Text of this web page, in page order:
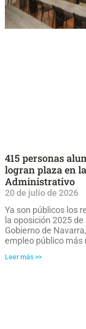
415 personas
logran plaza en
Administrativo
20 de julio de 2026
Ya son públicos los
la oposición 2025
Gobierno de
empleo público
Leer más >>